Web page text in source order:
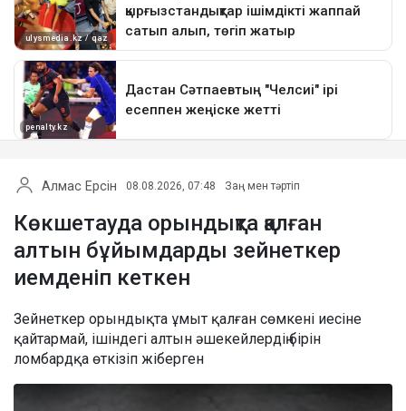
Алмас Ерсін 08.08.2026, 07:48 Заң мен тәртіп
Көкшетауда орындықта қалған
алтын бұйымдарды зейнеткер
иемденіп кеткен
Зейнеткер орындықта ұмыт қалған сөмкені иесіне
қайтармай, ішіндегі алтын әшекейлердің бірін
ломбардқа өткізіп жіберген